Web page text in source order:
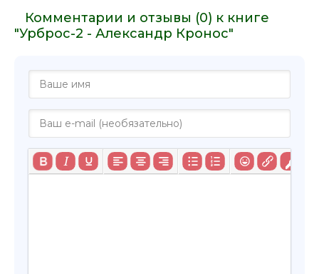
Комментарии и отзывы (0) к книге
"Урброс-2 - Александр Кронос"